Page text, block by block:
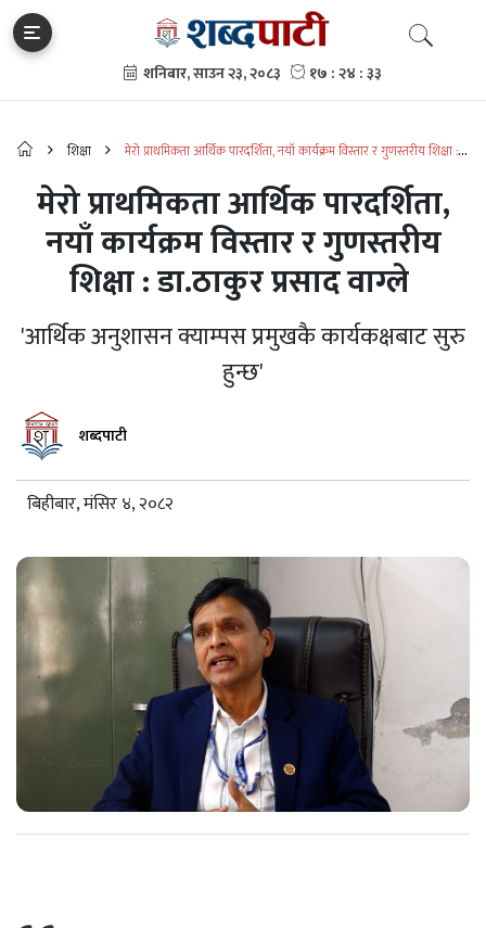
शिक्षा
मेरो प्राथमिकता आर्थिक पारदर्शिता, नयाँ कार्यक्रम विस्तार र गुणस्तरीय शिक्षा :
डा.ठाकुर प्रसाद वाग्ले
मेरो प्राथमिकता आर्थिक पारदर्शिता,
नयाँ कार्यक्रम विस्तार र गुणस्तरीय
शिक्षा : डा.ठाकुर प्रसाद वाग्ले
'आर्थिक अनुशासन क्याम्पस प्रमुखकै कार्यकक्षबाट सुरु
हुन्छ'
शब्दपाटी
बिहीबार, मंसिर ४, २०८२